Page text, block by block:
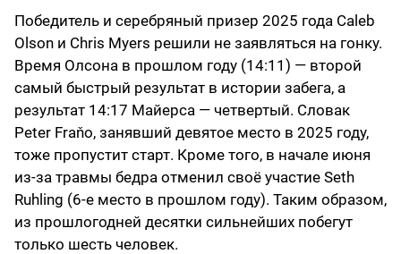
Победитель и серебряный призер 2025 года Caleb
Olson и Chris Myers решили не заявляться на гонку.
Время Олсона в прошлом году (14:11) — второй
самый быстрый результат в истории забега, а
результат 14:17 Майерса — четвертый. Словак
Peter Fraňo, занявший девятое место в 2025 году,
тоже пропустит старт. Кроме того, в начале июня
из-за травмы бедра отменил своё участие Seth
Ruhling (6-е место в прошлом году). Таким образом,
из прошлогодней десятки сильнейших побегут
только шесть человек.